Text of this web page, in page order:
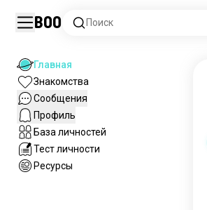
Boo Поиск
Главная
Знакомства
Сообщения
Профиль
База личностей
Тест личности
Ресурсы